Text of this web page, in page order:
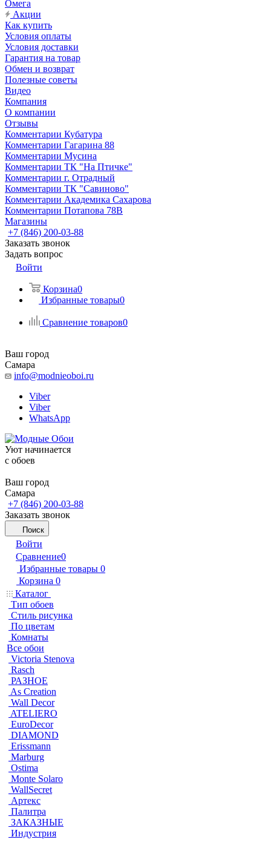
Омега
Акции
Как купить
Условия оплаты
Условия доставки
Гарантия на товар
Обмен и возврат
Полезные советы
Видео
Компания
О компании
Отзывы
Комментарии Кубатура
Комментарии Гагарина 88
Комментарии Мусина
Комментарии ТК "На Птичке"
Комментарии г. Отрадный
Комментарии ТК "Савиново"
Комментарии Академика Сахарова
Комментарии Потапова 78В
Магазины
+7 (846) 200-03-88
Заказать звонок
Задать вопрос
Войти
Корзина0
Избранные товары0
Сравнение товаров0
Ваш город
Самара
info@modnieoboi.ru
Viber
Viber
WhatsApp
Уют начинается
c обоев
Ваш город
Самара
+7 (846) 200-03-88
Заказать звонок
Поиск
Войти
Сравнение0
Избранные товары 0
Корзина 0
Каталог
Тип обоев
Стиль рисунка
По цветам
Комнаты
Все обои
Victoria Stenova
Rasch
РАЗНОЕ
As Creation
Wall Decor
ATELIERO
EuroDecor
DIAMOND
Erissmann
Marburg
Ostima
Monte Solaro
WallSecret
Артекс
Палитра
ЗАКАЗНЫЕ
Индустрия